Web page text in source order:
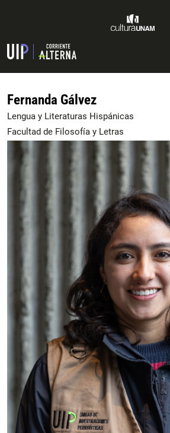
Fernanda Gálvez
Lengua y Literaturas Hispánicas
Facultad de Filosofía y Letras